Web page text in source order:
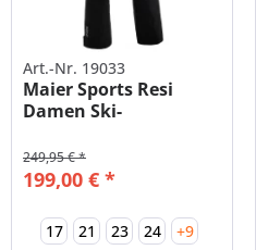
Art.-Nr. 19033
Maier Sports Resi
Damen Ski-
große...
199,00 € *
249,95 € *
17 21 23 24 +9